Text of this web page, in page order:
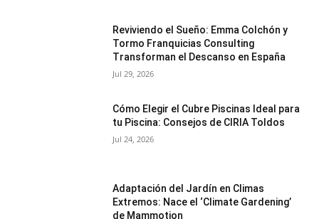
Reviviendo el Sueño: Emma Colchón y
Tormo Franquicias Consulting
Transforman el Descanso en España
Jul 29, 2026
Cómo Elegir el Cubre Piscinas Ideal para
tu Piscina: Consejos de CIRIA Toldos
Jul 24, 2026
Adaptación del Jardín en Climas
Extremos: Nace el ‘Climate Gardening’
de Mammotion